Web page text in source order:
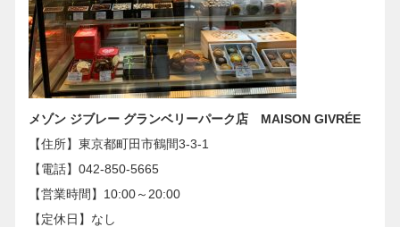
メゾン ジブレー グランベリーパーク店 MAISON GIVRÉE
【住所】東京都町田市鶴間3-3-1
【電話】042-850-5665
【営業時間】10:00～20:00
【定休日】なし